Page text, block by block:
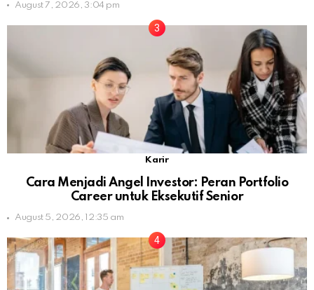
August 7, 2026, 3:04 pm
Karir
Cara Menjadi Angel Investor: Peran Portfolio
Career untuk Eksekutif Senior
August 5, 2026, 12:35 am